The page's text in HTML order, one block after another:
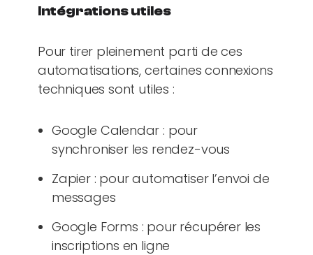
Intégrations utiles
Pour tirer pleinement parti de ces
automatisations, certaines connexions
techniques sont utiles :
Google Calendar : pour
synchroniser les rendez-vous
Zapier : pour automatiser l’envoi de
messages
Google Forms : pour récupérer les
inscriptions en ligne